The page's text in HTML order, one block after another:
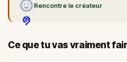
Rencontre le créateur
Ce que tu vas vraiment